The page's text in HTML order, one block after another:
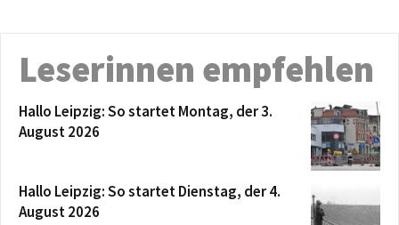
Leserinnen empfehlen
Hallo Leipzig: So startet Montag, der 3.
August 2026
Hallo Leipzig: So startet Dienstag, der 4.
August 2026